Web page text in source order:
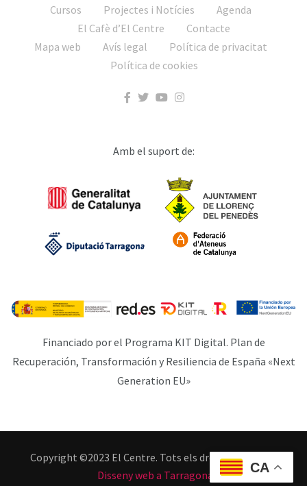
Cursos
Projectes i Notícies
Agenda
El Cafè d’El Centre
Contacte
Mapa web
Avís legal
Política de privacitat
Política de cookies
Amb el suport de:
Financiado por el Programa KIT Digital. Plan de
Recuperación, Transformación y Resiliencia de España «Next
Generation EU»
Copyright ©2023 El Centre. Tots els drets reservats. |
Disseny web a Tarragona
CA